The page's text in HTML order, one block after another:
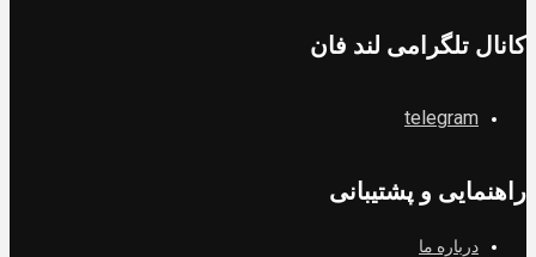
کانال تلگرامی لند فان
telegram
راهنمایی و پشتیبانی
درباره ما